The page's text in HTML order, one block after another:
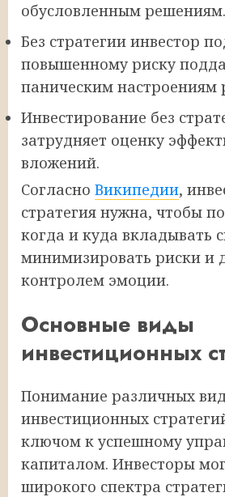
обусловленным решениям.
Без стратегии инвестор
повышенному риску
паническим настроениям
Инвестирование без
затрудняет оценку
вложений.
Согласно Википедии,
стратегия нужна, чтобы
когда и куда вкладывать
минимизировать риски и
контролем эмоции.
Основные виды
инвестиционных
Понимание различных
инвестиционных
ключом к успешному
капиталом. Инвесторы
широкого спектра